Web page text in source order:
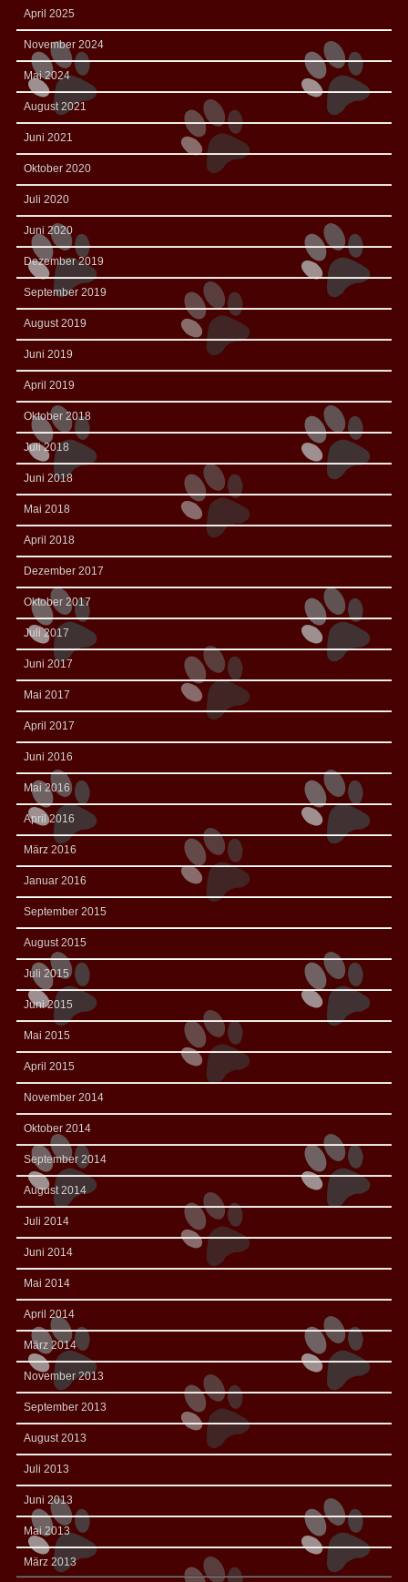
April 2025
November 2024
Mai 2024
August 2021
Juni 2021
Oktober 2020
Juli 2020
Juni 2020
Dezember 2019
September 2019
August 2019
Juni 2019
April 2019
Oktober 2018
Juli 2018
Juni 2018
Mai 2018
April 2018
Dezember 2017
Oktober 2017
Juli 2017
Juni 2017
Mai 2017
April 2017
Juni 2016
Mai 2016
April 2016
März 2016
Januar 2016
September 2015
August 2015
Juli 2015
Juni 2015
Mai 2015
April 2015
November 2014
Oktober 2014
September 2014
August 2014
Juli 2014
Juni 2014
Mai 2014
April 2014
März 2014
November 2013
September 2013
August 2013
Juli 2013
Juni 2013
Mai 2013
März 2013